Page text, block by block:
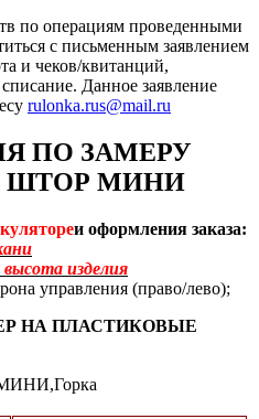
по операциям проведенными
с письменным заявлением
и чеков/квитанций,
Данное заявление
rulonka.rus@mail.ru
ПО ЗАМЕРУ
ШТОР МИНИ
и оформления заказа:
изделия
управления (право/лево);
НА ПЛАСТИКОВЫЕ